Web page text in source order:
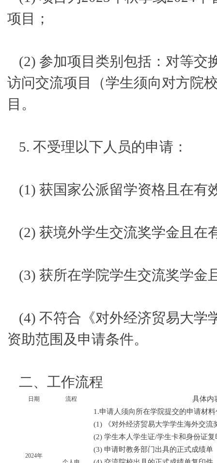
项目；
(2) 参加项目类别包括：对等交
访问交流项目（学生须向对方院
目。
5. 不受理以下人员的申请：
(1) 获国家公派留学资格且在有
(2) 获境外学生交流奖学金且在
(3) 获所在学院学生交流奖学金
(4) 不符合《对外经济贸易大学
资助范围及申请条件。
二、工作流程
日期 流程 具体内
2024年
1.申请人须向所在学院提交的申请材
(1) 《对外经济贸易大学学生海外交流
(2) 学生本人学生证/学生卡和身份证复
(3) 申请时教务部门出具的正式成绩单